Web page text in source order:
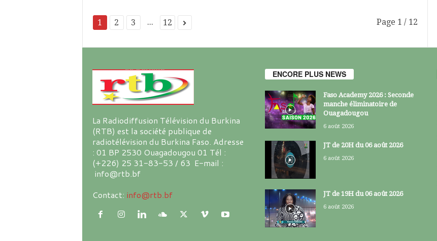
1 2 3 ... 12 Page 1 / 12
La Radiodiffusion Télévision du Burkina
(RTB) est la société publique de
radiotélévision du Burkina Faso. Adresse
: 01 BP 2530 Ouagadougou 01 Tél :
(+226) 25 31-83-53 / 63 E-mail :
info@rtb.bf
Contact: info@rtb.bf
ENCORE PLUS NEWS
Faso Academy 2026 : Seconde
manche éliminatoire de
Ouagadougou
6 août 2026
JT de 20H du 06 août 2026
6 août 2026
JT de 19H du 06 août 2026
6 août 2026